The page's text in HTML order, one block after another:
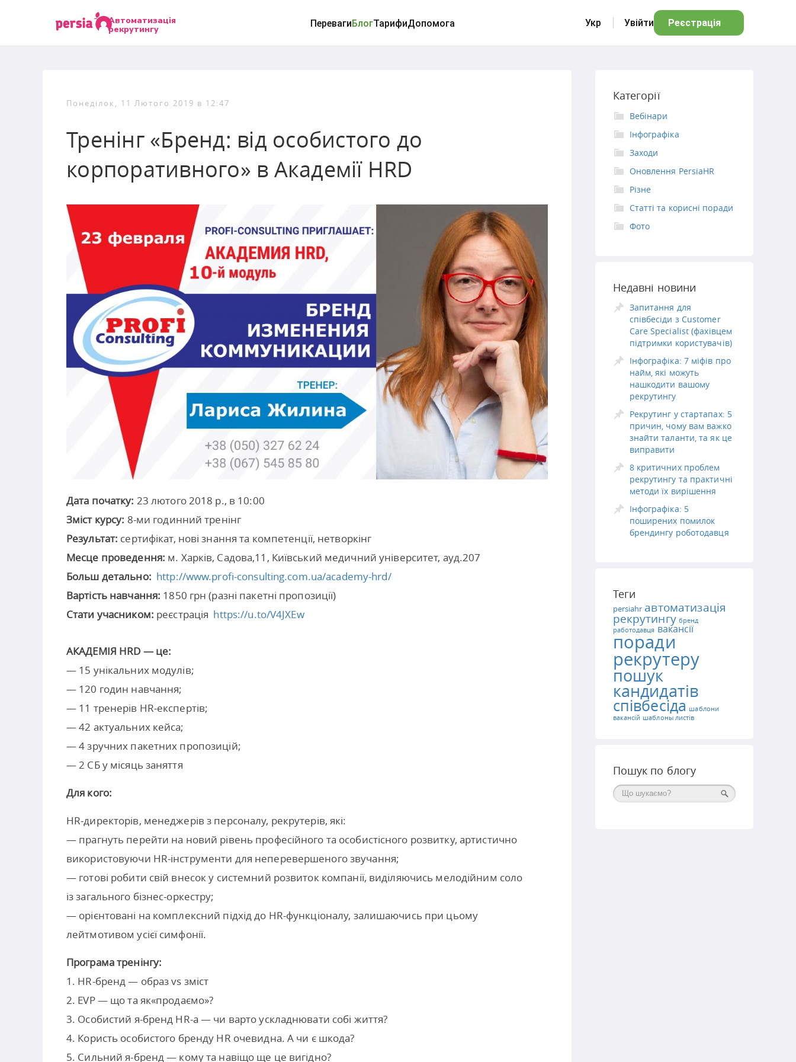
Автоматизація
рекрутингу
ПеревагиБлогТарифиДопомога Укр Увійти Реєстрація
Понеділок, 11 Лютого 2019 в 12:47
Тренінг «Бренд: від особистого до
корпоративного» в Академії HRD
Дата початку: 23 лютого 2018 р., в 10:00
Зміст курсу: 8-ми годинний тренінг
Результат: сертифікат, нові знання та компетенції, нетворкінг
Месце проведення: м. Харків, Садова,11, Київський медичний університет, ауд.207
Больш детально: http://www.profi-consulting.com.ua/academy-hrd/
Вартість навчання: 1850 грн (разні пакетні пропозиції)
Стати учасником: реєстрація https://u.to/V4JXEw
АКАДЕМІЯ HRD — це:
— 15 унікальних модулів;
— 120 годин навчання;
— 11 тренерів HR-експертів;
— 42 актуальних кейса;
— 4 зручних пакетних пропозицій;
— 2 СБ у місяць заняття
Для кого:
HR-директорів, менеджерів з персоналу, рекрутерів, які:
— прагнуть перейти на новий рівень професійного та особистісного розвитку, артистично
використовуючи HR-інструменти для неперевершеного звучання;
— готові робити свій внесок у системний розвиток компанії, виділяючись мелодійним соло
із загального бізнес-оркестру;
— орієнтовані на комплексний підхід до HR-функціоналу, залишаючись при цьому
лейтмотивом усієї симфонії.
Програма тренінгу:
1. HR-бренд — образ vs зміст
2. EVP — що та як«продаємо»?
3. Особистий я-бренд HR-а — чи варто ускладнювати собі життя?
4. Користь особистого бренду HR очевидна. А чи є шкода?
5. Сильний я-бренд — кому та навіщо ще це вигідно?
Категорії
Вебінари
Інфографіка
Заходи
Оновлення PersiaHR
Різне
Статті та корисні поради
Фото
Недавні новини
Запитання для
співбесіди з Customer
Care Specialist (фахівцем
підтримки користувачів)
Інфографіка: 7 міфів про
найм, які можуть
нашкодити вашому
рекрутингу
Рекрутинг у стартапах: 5
причин, чому вам важко
знайти таланти, та як це
виправити
8 критичних проблем
рекрутингу та практичні
методи їх вирішення
Інфографіка: 5
поширених помилок
брендингу роботодавця
Теги
persiahr автоматизація
рекрутингу бренд
работодавця вакансії
поради
рекрутеру
пошук
кандидатів
співбесіда шаблони
вакансій шаблоны листів
Пошук по блогу
Поиск